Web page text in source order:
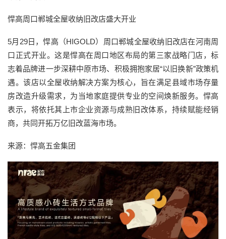
悍高周口郸城全屋收纳旧改店盛大开业
5月29日，悍高（HIGOLD）周口郸城全屋收纳旧改店在河南周
口正式开业。这是悍高在周口地区布局的第三家战略门店，标
志着品牌进一步深耕中原市场、积极拥抱家居“以旧换新”政策机
遇。该店以全屋收纳解决方案为核心，旨在满足县域市场存量
房改造升级需求，为当地家庭提供专业的空间焕新服务。悍高
表示，将依托其上市企业资源与成熟旧改体系，持续赋能经销
商，共同开拓万亿旧改蓝海市场。
来源：悍高五金集团